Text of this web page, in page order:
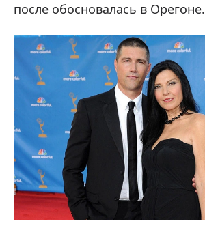
после обосновалась в Орегоне.